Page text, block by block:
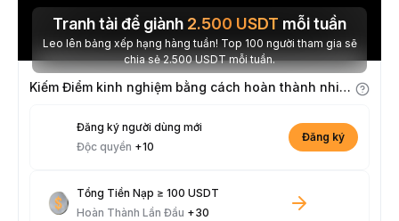
Tranh tài để giành 2.500 USDT mỗi tuần
Leo lên bảng xếp hạng hàng tuần! Top 100 người tham gia sẽ
chia sẻ 2.500 USDT mỗi tuần.
Kiếm Điểm kinh nghiệm bằng cách hoàn thành nhiệm vụ
Đăng ký người dùng mới
Độc quyền +10
Đăng ký
Tổng Tiền Nạp ≥ 100 USDT
Hoàn Thành Lần Đầu +30